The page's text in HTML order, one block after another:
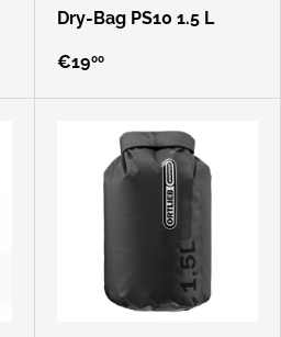
Dry-Bag PS10 1.5 L
€1900